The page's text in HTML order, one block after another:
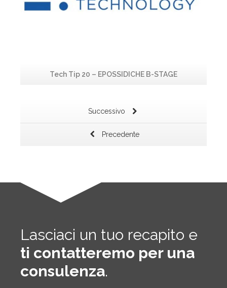
Tech Tip 20 – EPOSSIDICHE B-STAGE
Successivo
Precedente
Lasciaci un tuo recapito e
ti contatteremo per una
consulenza.